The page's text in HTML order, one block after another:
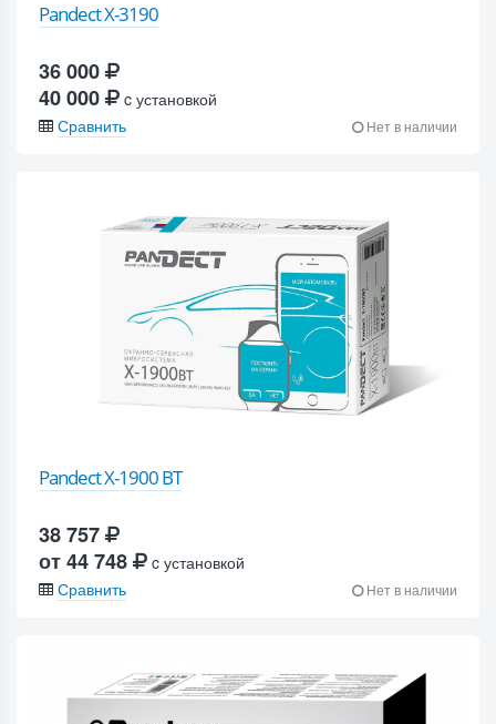
Pandect X-3190
36 000
40 000
c установкой
Сравнить
Нет в наличии
Pandect X-1900 BT
38 757
от 44 748
c установкой
Сравнить
Нет в наличии